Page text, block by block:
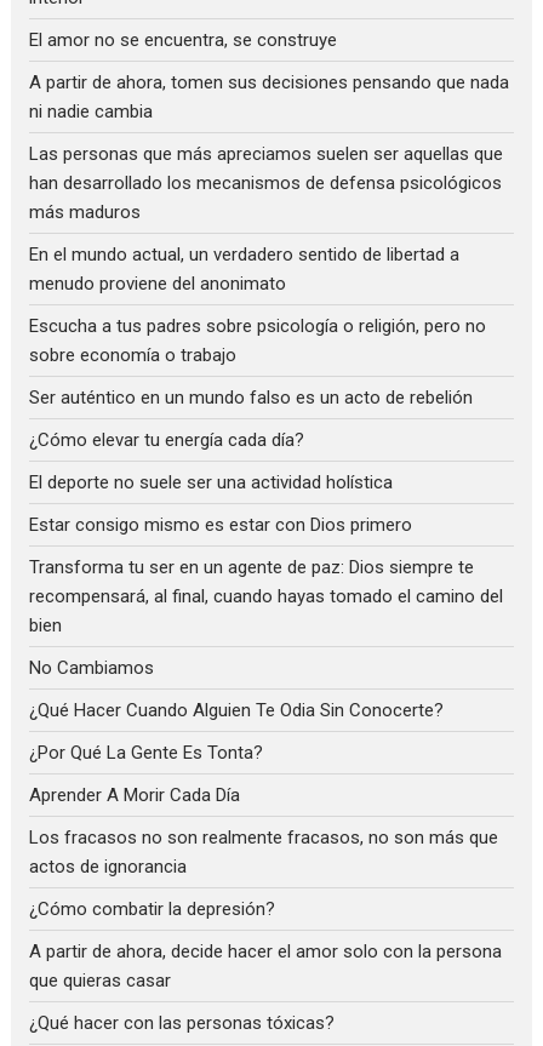
El amor no se encuentra, se construye
A partir de ahora, tomen sus decisiones pensando que nada
ni nadie cambia
Las personas que más apreciamos suelen ser aquellas que
han desarrollado los mecanismos de defensa psicológicos
más maduros
En el mundo actual, un verdadero sentido de libertad a
menudo proviene del anonimato
Escucha a tus padres sobre psicología o religión, pero no
sobre economía o trabajo
Ser auténtico en un mundo falso es un acto de rebelión
¿Cómo elevar tu energía cada día?
El deporte no suele ser una actividad holística
Estar consigo mismo es estar con Dios primero
Transforma tu ser en un agente de paz: Dios siempre te
recompensará, al final, cuando hayas tomado el camino del
bien
No Cambiamos
¿Qué Hacer Cuando Alguien Te Odia Sin Conocerte?
¿Por Qué La Gente Es Tonta?
Aprender A Morir Cada Día
Los fracasos no son realmente fracasos, no son más que
actos de ignorancia
¿Cómo combatir la depresión?
A partir de ahora, decide hacer el amor solo con la persona
que quieras casar
¿Qué hacer con las personas tóxicas?